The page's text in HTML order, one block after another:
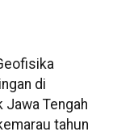
di
Tengah
tahun